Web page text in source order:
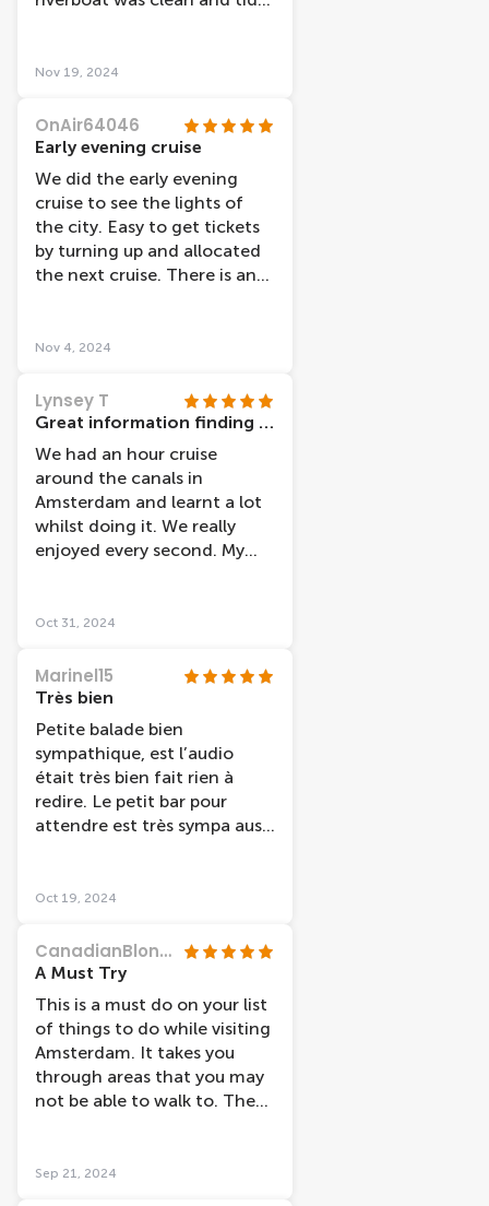
some beautiful pictures!! A
tourist holiday!!
Nov 19, 2024
OnAir64046
Early evening cruise
We did the early evening
cruise to see the lights of
the city. Easy to get tickets
by turning up and allocated
the next cruise. There is an
outside and watch the views.
interesting and pretty.
Nov 4, 2024
Lynsey T
Great information finding cruise
We had an hour cruise
around the canals in
Amsterdam and learnt a lot
whilst doing it. We really
enjoyed every second. My
very knowledgeable.
Oct 31, 2024
Marinel15
Très bien
Petite balade bien
sympathique, est l’audio
était très bien fait rien à
redire. Le petit bar pour
attendre est très sympa aussi
Oct 19, 2024
CanadianBlondie
A Must Try
This is a must do on your list
of things to do while visiting
Amsterdam. It takes you
through areas that you may
not be able to walk to. The
behind it.
Sep 21, 2024